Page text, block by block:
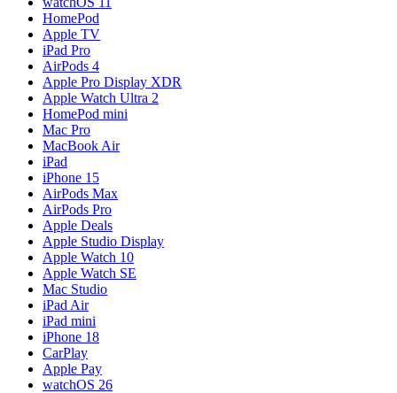
HomePod
Apple TV
iPad Pro
AirPods 4
Apple Pro Display XDR
Apple Watch Ultra 2
HomePod mini
Mac Pro
MacBook Air
iPad
iPhone 15
AirPods Max
AirPods Pro
Apple Deals
Apple Studio Display
Apple Watch 10
Apple Watch SE
Mac Studio
iPad Air
iPad mini
iPhone 18
CarPlay
Apple Pay
watchOS 26